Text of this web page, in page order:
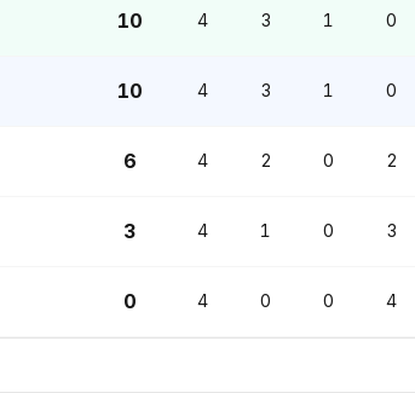
10 4 3 1 0
10 4 3 1 0
6 4 2 0 2
3 4 1 0 3
0 4 0 0 4